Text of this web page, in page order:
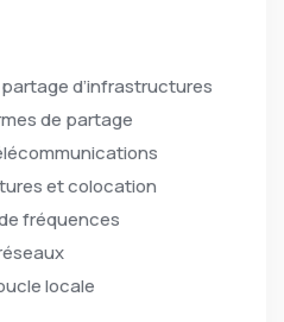
d’infrastructures
de partage
et colocation
fréquences
locale